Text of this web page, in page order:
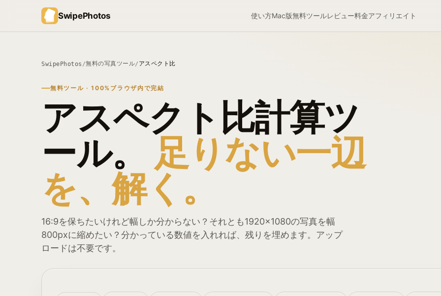
SwipePhotos 使い方Mac版無料ツールレビュー料金アフィリエイト
SwipePhotos /無料の写真ツール/ アスペクト比
無料ツール · 100%ブラウザ内で完結
アスペクト比計算ツ
ール。
足りない一辺
を、解く。
16:9を保ちたいけれど幅しか分からない？それとも1920×1080の写真を幅
800pxに縮めたい？分かっている数値を入れれば、残りを埋めます。アップ
ロードは不要です。